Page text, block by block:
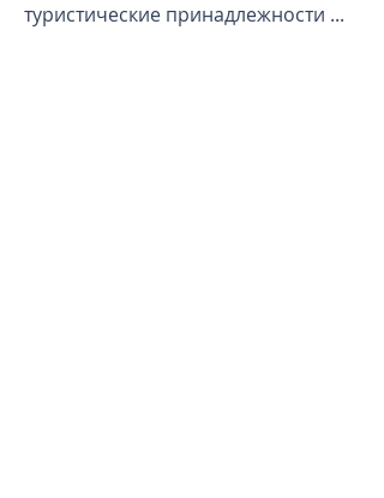
туристические принадлежности ...